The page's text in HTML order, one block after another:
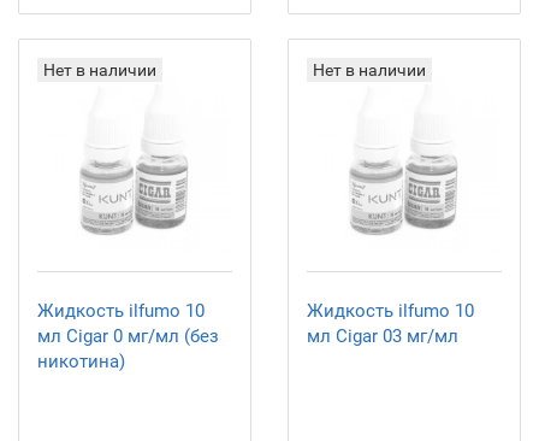
Нет в наличии
Жидкость ilfumo 10
мл Cigar 0 мг/мл (без
никотина)
Нет в наличии
Жидкость ilfumo 10
мл Cigar 03 мг/мл